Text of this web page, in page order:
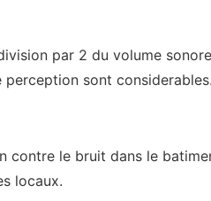
par 2 du volume
sont considerables.
contre le bruit dans le
locaux.